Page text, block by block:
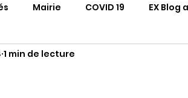
Mairie COVID 19 EX Blog
Associations
1 min de lecture